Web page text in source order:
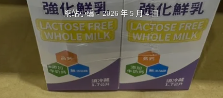
網站小編 - 2026 年 5 月 4 日